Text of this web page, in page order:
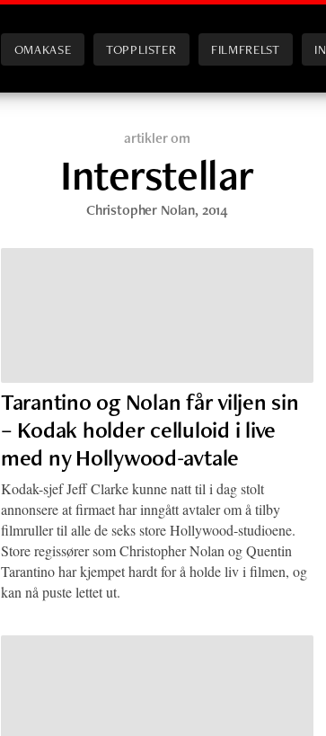
OMAKASE TOPPLISTER FILMFRELST
artikler om
Interstellar
Christopher Nolan, 2014
Tarantino og Nolan får viljen sin
– Kodak holder celluloid i live
med ny Hollywood-avtale
Kodak-sjef Jeff Clarke kunne natt til i dag stolt
annonsere at firmaet har inngått avtaler om å tilby
filmruller til alle de seks store Hollywood-studioene.
Store regissører som Christopher Nolan og Quentin
Tarantino har kjempet hardt for å holde liv i filmen, og
kan nå puste lettet ut.